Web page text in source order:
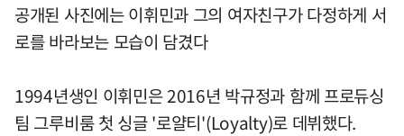
공개된 사진에는 이휘민과 그의 여자친구가 다정하게 서
로를 바라보는 모습이 담겼다
1994년생인 이휘민은 2016년 박규정과 함께 프로듀싱
팀 그루비룸 첫 싱글 '로얄티'(Loyalty)로 데뷔했다.